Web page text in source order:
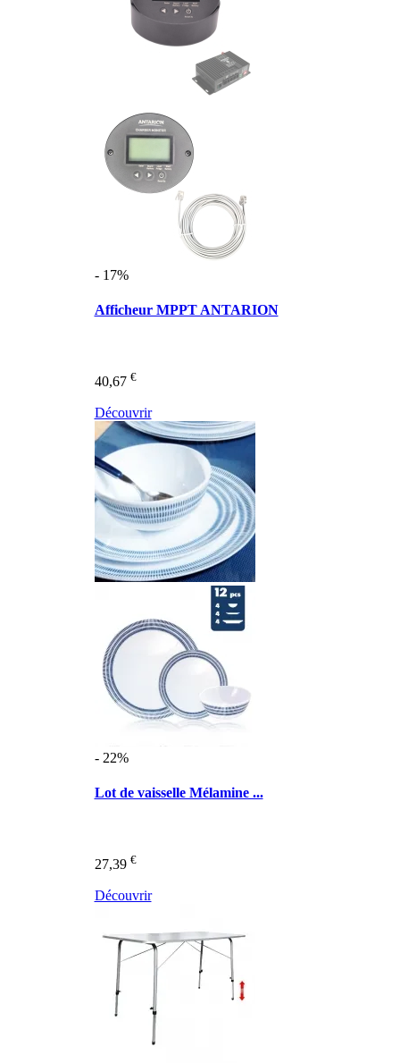
- 17%
Afficheur MPPT ANTARION
40,67 €
Découvrir
- 22%
Lot de vaisselle Mélamine ...
27,39 €
Découvrir